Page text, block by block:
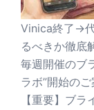
Vinica終了→
るべきか徹底
毎週開催のブ
ラボ”開始のご
【重要】ブ